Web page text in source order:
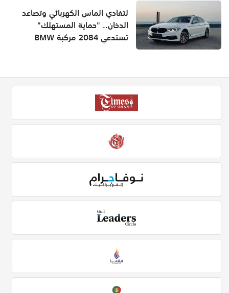
لتفادي الماس الكهربائي وتصاعد
الدخان.. "حماية المستهلك"
تستدعي 2084 مركبة BMW